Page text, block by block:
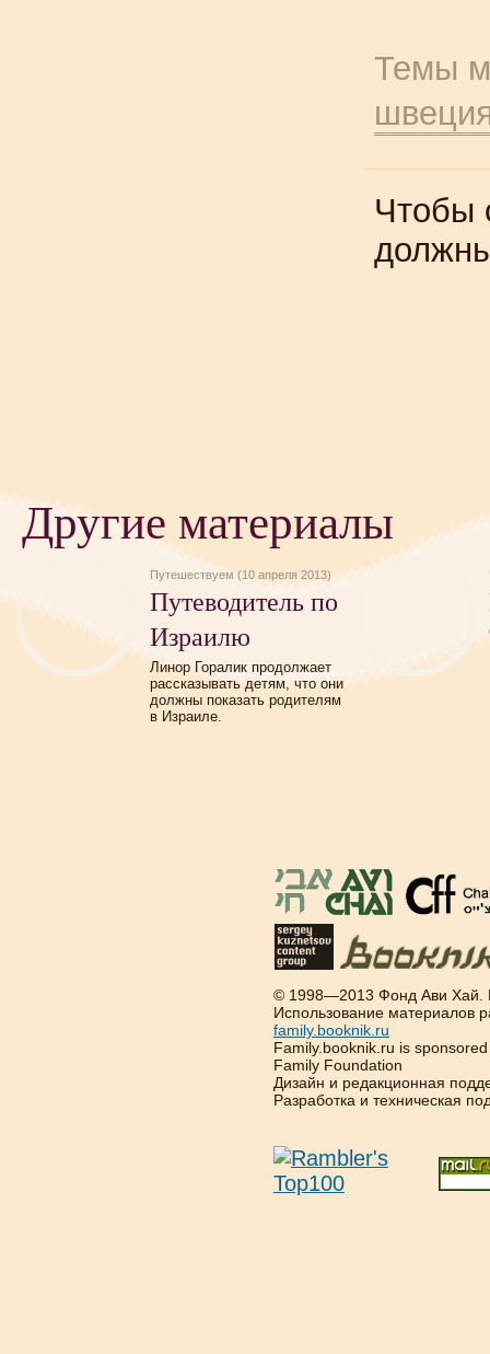
Темы
Чтобы
Другие материалы
Путешествуем (10 апреля 2013)
Путеводитель по
Израилю
Линор Горалик продолжает
рассказывать детям, что они
должны показать родителям
в Израиле.
© 1998—2013 Фонд Ави Хай.
Использование материалов
family.booknik.ru
Family.booknik.ru is
Family Foundation
Дизайн и редакционная
Разработка и техническая